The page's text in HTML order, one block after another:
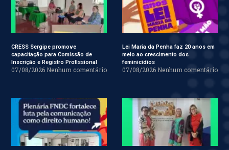
CRESS Sergipe promove
capacitação para Comissão de
Inscrição e Registro Profissional
07/08/2026 Nenhum comentário
Lei Maria da Penha faz 20 anos em
meio ao crescimento dos
feminicídios
07/08/2026 Nenhum comentário